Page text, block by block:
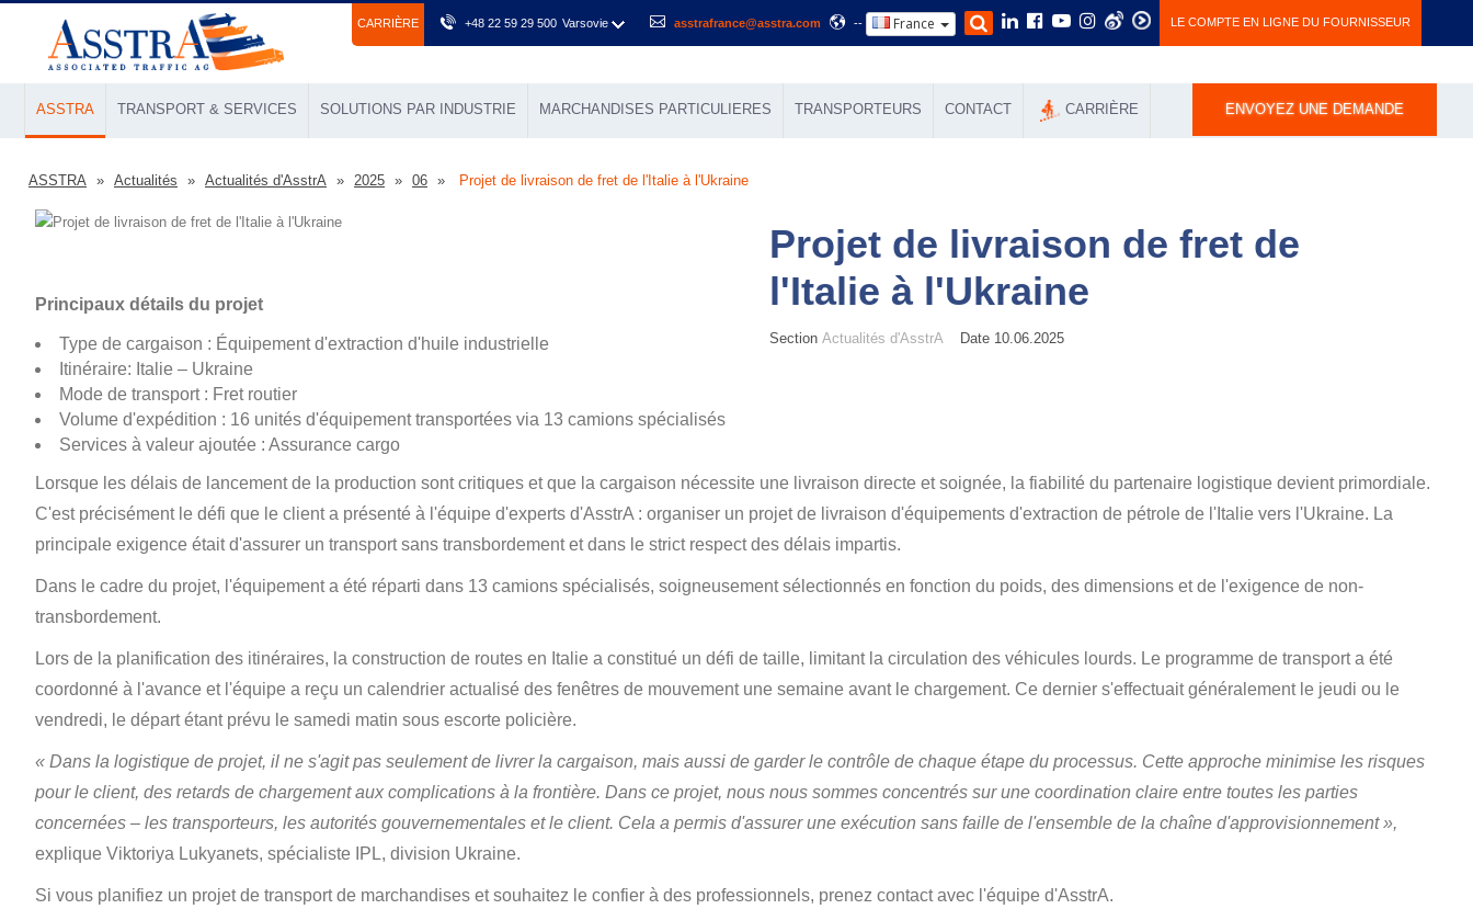
СARRIÈRE +48 22 59 29 500 Varsovie asstrafrance@asstra.com -- France LE COMPTE EN LIGNE DU FOURNISSEUR
ASSTRA TRANSPORT & SERVICES SOLUTIONS PAR INDUSTRIE MARCHANDISES PARTICULIERES TRANSPORTEURS CONTACT СARRIÈRE ENVOYEZ UNE DEMANDE
ASSTRA Actualités Actualités d'AsstrA 2025 06 Projet de livraison de fret de l'Italie à l'Ukraine
Projet de livraison de fret de
l'Italie à l'Ukraine
Section Actualités d'AsstrA Date 10.06.2025
Principaux détails du projet
Type de cargaison : Équipement d'extraction d'huile industrielle
Itinéraire: Italie – Ukraine
Mode de transport : Fret routier
Volume d'expédition : 16 unités d'équipement transportées via 13 camions spécialisés
Services à valeur ajoutée : Assurance cargo
Lorsque les délais de lancement de la production sont critiques et que la cargaison nécessite une livraison directe et soignée, la fiabilité du partenaire logistique devient primordiale.
C'est précisément le défi que le client a présenté à l'équipe d'experts d'AsstrA : organiser un projet de livraison d'équipements d'extraction de pétrole de l'Italie vers l'Ukraine. La
principale exigence était d'assurer un transport sans transbordement et dans le strict respect des délais impartis.
Dans le cadre du projet, l'équipement a été réparti dans 13 camions spécialisés, soigneusement sélectionnés en fonction du poids, des dimensions et de l'exigence de non-
transbordement.
Lors de la planification des itinéraires, la construction de routes en Italie a constitué un défi de taille, limitant la circulation des véhicules lourds. Le programme de transport a été
coordonné à l'avance et l'équipe a reçu un calendrier actualisé des fenêtres de mouvement une semaine avant le chargement. Ce dernier s'effectuait généralement le jeudi ou le
vendredi, le départ étant prévu le samedi matin sous escorte policière.
« Dans la logistique de projet, il ne s'agit pas seulement de livrer la cargaison, mais aussi de garder le contrôle de chaque étape du processus. Cette approche minimise les risques
pour le client, des retards de chargement aux complications à la frontière. Dans ce projet, nous nous sommes concentrés sur une coordination claire entre toutes les parties
concernées – les transporteurs, les autorités gouvernementales et le client. Cela a permis d'assurer une exécution sans faille de l'ensemble de la chaîne d'approvisionnement »,
explique Viktoriya Lukyanets, spécialiste IPL, division Ukraine.
Si vous planifiez un projet de transport de marchandises et souhaitez le confier à des professionnels, prenez contact avec l'équipe d'AsstrA.